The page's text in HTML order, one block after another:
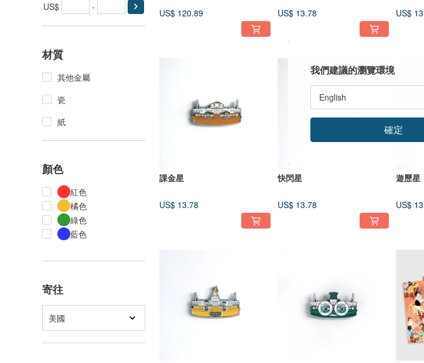
US$
-
材質
其他金屬
瓷
紙
顏色
紅色
橘色
綠色
藍色
寄往
美國
US$ 120.89 US$ 13.78 US$
課金星
US$ 13.78
快閃星
US$ 13.78
遊歷星
US$
我們建議的瀏覽環境
確定